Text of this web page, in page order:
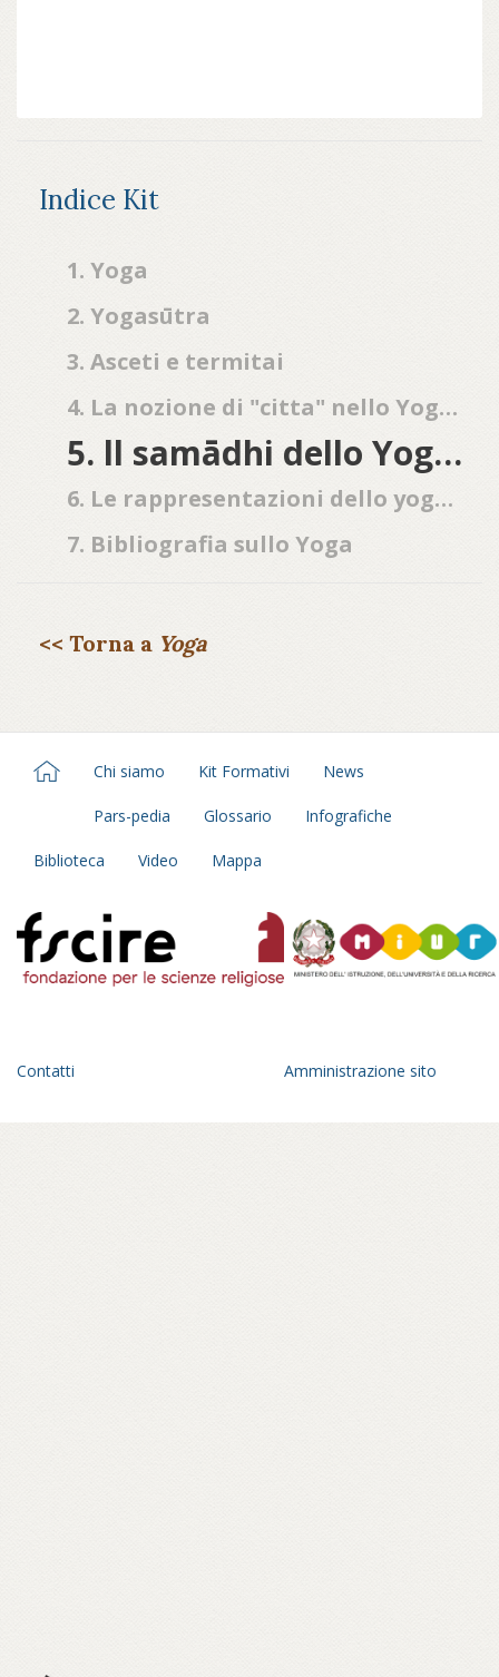
Indice Kit
1. Yoga
2. Yogasūtra
3. Asceti e termitai
4. La nozione di "citta" nello Yoga classico
5. ll samādhi dello Yoga classico
6. Le rappresentazioni dello yoga nell'arte
7. Bibliografia sullo Yoga
<< Torna a Yoga
Chi siamo Kit Formativi News
Pars-pedia Glossario Infografiche
Biblioteca Video Mappa
Contatti Amministrazione sito